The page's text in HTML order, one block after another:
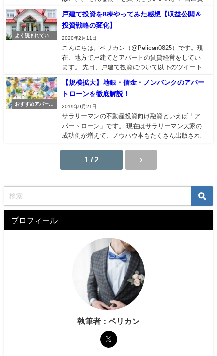
いのか？ 、、、といったあたりが、まず最初に出
てくる疑問かと思います。 そんな方に向けて、以
前ツイートをしました。 これ...
よく読まれている
戸建て投資を8棟やってみた感想【収益公開＆
投資戦略の変化】
2020年2月11日
こんにちは。ペリカン（@Pelican0825）です。現
在、地方で戸建てとアパートの賃貸経営をしてい
ます。 先日、戸建て投資について以下のツイート
というより、副収入で月10〜15万欲しいという感
じの人が増えている気がします。 それなら必死で
貯金しつつ、戸建てをキャッシュ...
おすすめアパート
【規模拡大】地銀・信金・ノンバンクのアパー
トローンを徹底解説！
2019年9月21日
サラリーマンの不動産投資向け融資といえば「ア
パートローン」です。 現在はサラリーマン大家の
成功例が増えて、ノウハウ本もたくさん出版され
カンは、2015年から不動産投資をスタートしまし
1 / 2
プロフィール
執筆者：ペリカン